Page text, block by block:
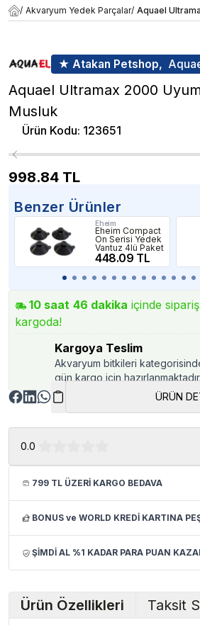
/ Akvaryum Yedek Parçalar/ Aquael
★ Atakan Petshop,
Aquael Ultramax 2000
Musluk
Ürün Kodu: 123651
998.84 TL
Benzer Ürünler
Eheim
Eheim Compact
On Serisi Yedek
Vantuz 4lü Paket
448.09 TL
10 saat 46 dakika içinde
kargoda!
Kargoya Teslim
Akvaryum bitkileri
gün kargo için hazırlanmaktadır.
ÜRÜN
0.0
799 TL ÜZERİ KARGO BEDAVA
BONUS ve WORLD KREDİ KARTINA
ŞİMDİ AL %1 KADAR PARA PUAN
Ürün Özellikleri Taksit